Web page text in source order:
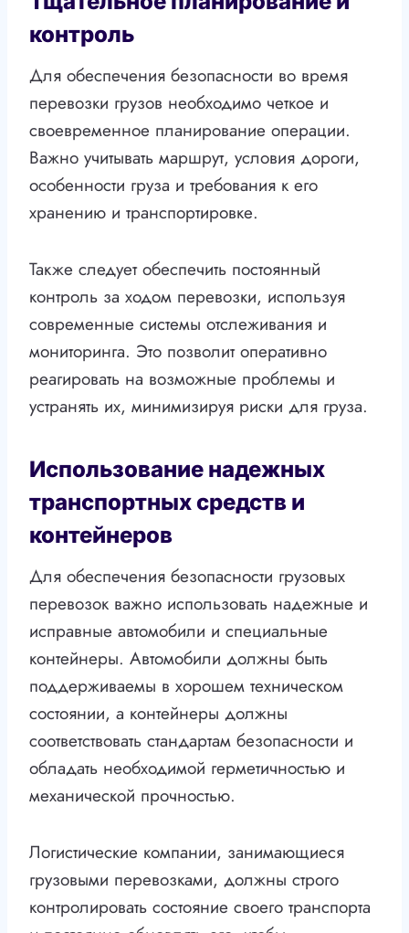
контроль
Для обеспечения безопасности во время
перевозки грузов необходимо четкое и
своевременное планирование операции.
Важно учитывать маршрут, условия дороги,
особенности груза и требования к его
хранению и транспортировке.
Также следует обеспечить постоянный
контроль за ходом перевозки, используя
современные системы отслеживания и
мониторинга. Это позволит оперативно
реагировать на возможные проблемы и
устранять их, минимизируя риски для груза.
Использование надежных
транспортных средств и
контейнеров
Для обеспечения безопасности грузовых
перевозок важно использовать надежные и
исправные автомобили и специальные
контейнеры. Автомобили должны быть
поддерживаемы в хорошем техническом
состоянии, а контейнеры должны
соответствовать стандартам безопасности и
обладать необходимой герметичностью и
механической прочностью.
Логистические компании, занимающиеся
грузовыми перевозками, должны строго
контролировать состояние своего транспорта